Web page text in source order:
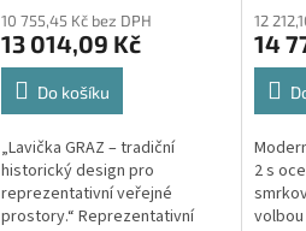
10 755,45 Kč bez DPH
13 014,09 Kč
Do košíku
„Lavička GRAZ – tradiční
historický design pro
reprezentativní veřejné
prostory.“ Reprezentativní
12
14
2 s